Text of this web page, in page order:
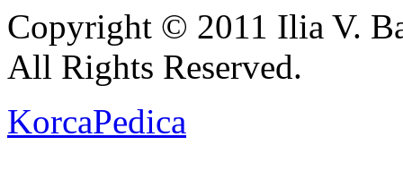
Copyright © 2011 Ilia V.
All Rights Reserved.
KorcaPedica